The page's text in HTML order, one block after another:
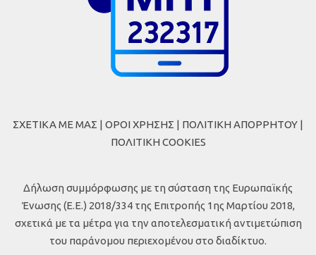
ΣΧΕΤΙΚΑ ΜΕ ΜΑΣ | ΟΡΟΙ ΧΡΗΣΗΣ | ΠΟΛΙΤΙΚΗ ΑΠΟΡΡΗΤΟΥ |
ΠΟΛΙΤΙΚΗ COOKIES
Δήλωση συμμόρφωσης με τη σύσταση της Ευρωπαϊκής
Ένωσης (Ε.Ε.) 2018/334 της Επιτροπής 1ης Μαρτίου 2018,
σχετικά με τα μέτρα για την αποτελεσματική αντιμετώπιση
του παράνομου περιεχομένου στο διαδίκτυο.